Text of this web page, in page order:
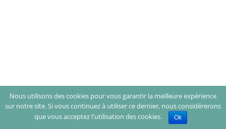
Nous utilisons des cookies pour vous garantir la meilleure expérience
sur notre site. Si vous continuez à utiliser ce dernier, nous considérerons
que vous acceptez l'utilisation des cookies.
Ok